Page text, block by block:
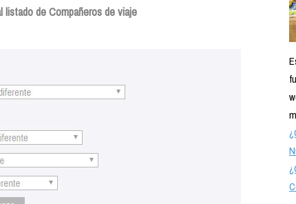
listado de Compañeros de viaje